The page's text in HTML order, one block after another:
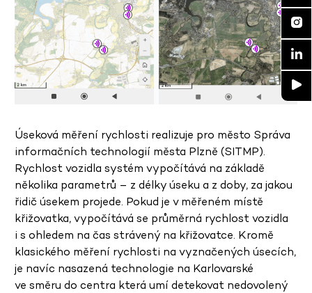
Úseková měření rychlosti realizuje pro město Správa
informačních technologií města Plzně (SITMP).
Rychlost vozidla systém vypočítává na základě
několika parametrů – z délky úseku a z doby, za jakou
řidič úsekem projede. Pokud je v měřeném místě
křižovatka, vypočítává se průměrná rychlost vozidla
i s ohledem na čas strávený na křižovatce. Kromě
klasického měření rychlosti na vyznačených úsecích,
je navíc nasazená technologie na Karlovarské
ve směru do centra která umí detekovat nedovolený